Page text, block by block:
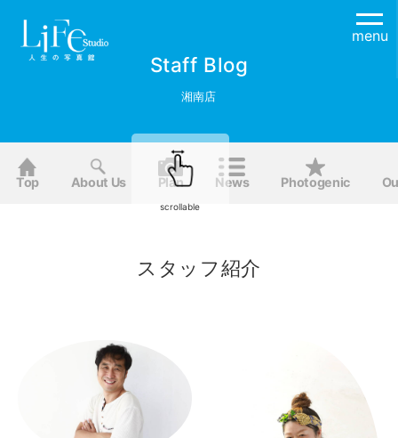
menu
Staff Blog
湘南店
Top About Us Plan News Photogenic
スタッフ紹介